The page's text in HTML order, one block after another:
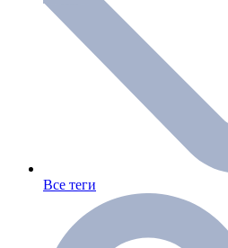
Все теги